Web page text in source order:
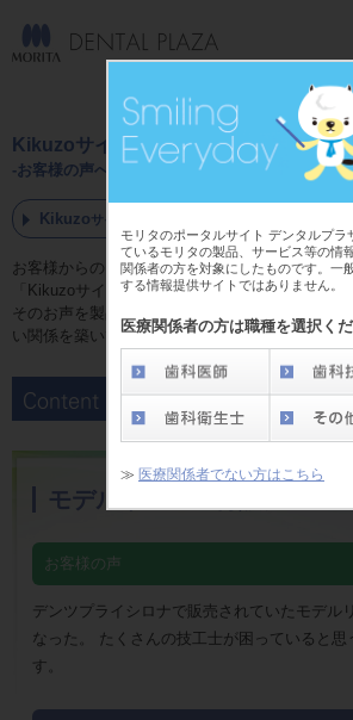
モリタのポータルサイト デンタルプラ
ているモリタの製品、サービス等の情
関係者の方を対象にしたものです。一
する情報提供サイトではありません。
医療関係者の方は職種を選択くだ
≫ 医療関係者でない方はこちら
Kikuzoサイクル
-お客様の声への取り組み-
Kikuzoサイクルについて
お客様からのご意見はモリタの財産。私たちは
「Kikuzoサイクル」という検証システムを通じて
そのお声を製品開発や改善へのヒントとして活
い関係を築いてまいります。
モデルリペアー再販について
お客様の声
デンツプライシロナで販売されていたモデル
なった。 たくさんの技工士が困っていると思
す。